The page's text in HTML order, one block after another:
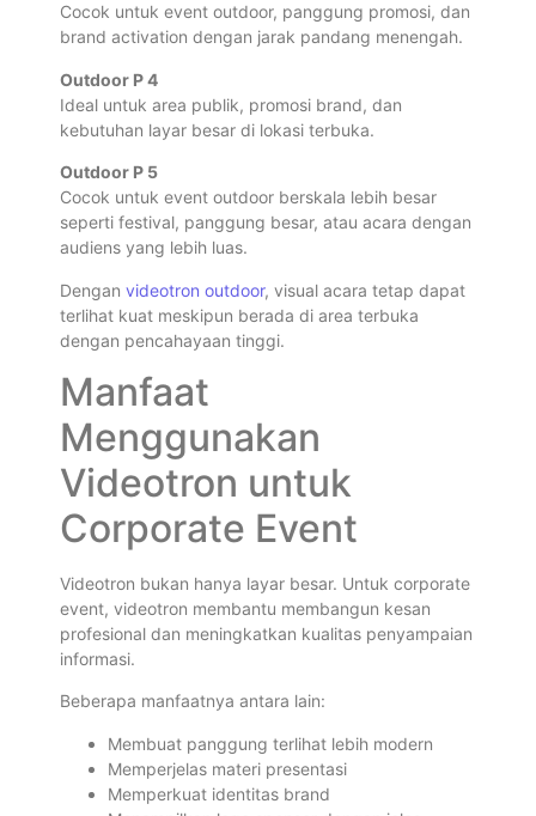
Cocok untuk event outdoor, panggung promosi, dan
brand activation dengan jarak pandang menengah.
Outdoor P 4
Ideal untuk area publik, promosi brand, dan
kebutuhan layar besar di lokasi terbuka.
Outdoor P 5
Cocok untuk event outdoor berskala lebih besar
seperti festival, panggung besar, atau acara dengan
audiens yang lebih luas.
Dengan videotron outdoor, visual acara tetap dapat
terlihat kuat meskipun berada di area terbuka
dengan pencahayaan tinggi.
Manfaat
Menggunakan
Videotron untuk
Corporate Event
Videotron bukan hanya layar besar. Untuk corporate
event, videotron membantu membangun kesan
profesional dan meningkatkan kualitas penyampaian
informasi.
Beberapa manfaatnya antara lain:
Membuat panggung terlihat lebih modern
Memperjelas materi presentasi
Memperkuat identitas brand